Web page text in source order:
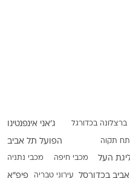
ברצלונה בכדורגל ג'אני אינפנטינו
תקוה הפועל תל אביב
העל מכבי חיפה מכבי נתניה
בכדורסל עירוני טבריה פיפ"א